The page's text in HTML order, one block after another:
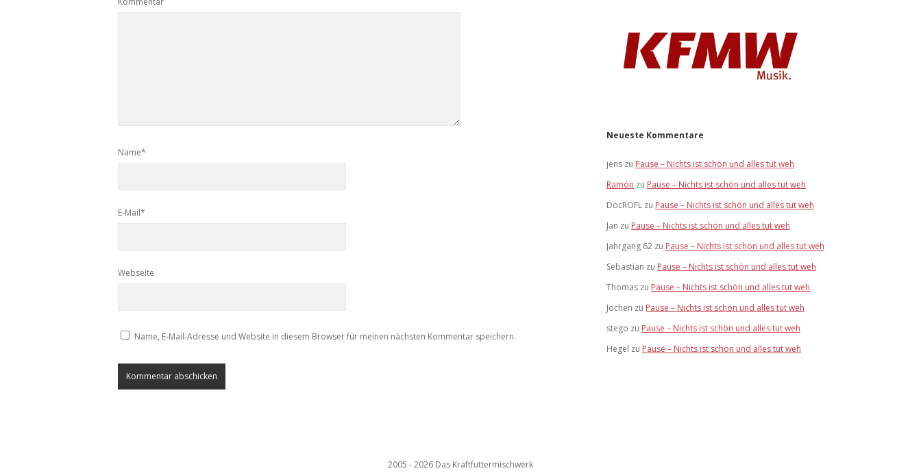
Name*
E-Mail*
Webseite
Name, E-Mail-Adresse und Website in diesem Browser für meinen nächsten Kommentar speichern.
Neueste Kommentare
jens zu Pause – Nichts ist schön und alles tut weh
Ramón zu Pause – Nichts ist schön und alles tut weh
DocROFL zu Pause – Nichts ist schön und alles tut weh
Jan zu Pause – Nichts ist schön und alles tut weh
Jahrgang 62 zu Pause – Nichts ist schön und alles tut weh
Sebastian zu Pause – Nichts ist schön und alles tut weh
Thomas zu Pause – Nichts ist schön und alles tut weh
Jochen zu Pause – Nichts ist schön und alles tut weh
stego zu Pause – Nichts ist schön und alles tut weh
Hegel zu Pause – Nichts ist schön und alles tut weh
2005 - 2026 Das Kraftfuttermischwerk